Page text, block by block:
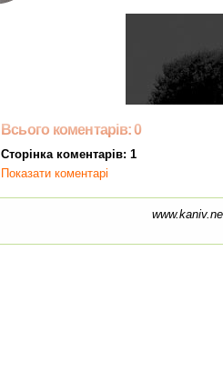
Всього коментарів: 0
Сторінка коментарів: 1
Показати коментарі